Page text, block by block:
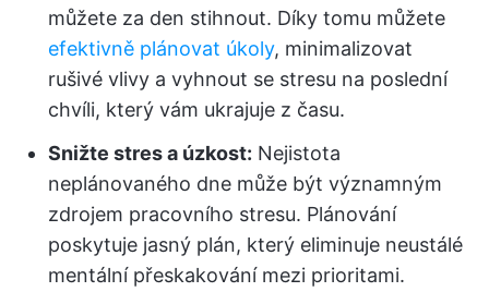
můžete za den stihnout. Díky tomu můžete
efektivně plánovat úkoly, minimalizovat
rušivé vlivy a vyhnout se stresu na poslední
chvíli, který vám ukrajuje z času.
Snižte stres a úzkost: Nejistota
neplánovaného dne může být významným
zdrojem pracovního stresu. Plánování
poskytuje jasný plán, který eliminuje neustálé
mentální přeskakování mezi prioritami.